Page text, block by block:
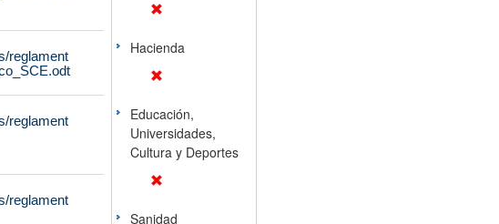
reglament
reglament
reglament
Hacienda
Educación,
Universidades,
Cultura y Deportes
Sanidad